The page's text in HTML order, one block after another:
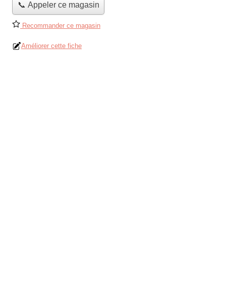
📞 Appeler ce magasin
Recommander ce magasin
Améliorer cette fiche